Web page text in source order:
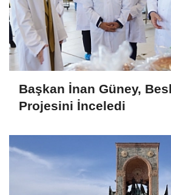
Başkan İnan Güney,
Projesini İnceledi